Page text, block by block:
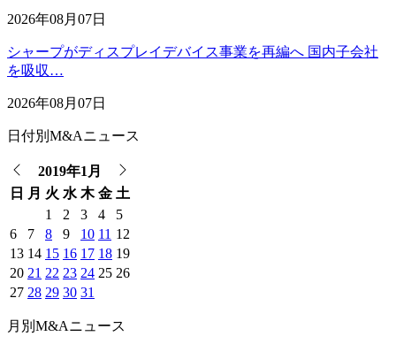
2026年08月07日
シャープがディスプレイデバイス事業を再編へ 国内子会社
を吸収…
2026年08月07日
日付別M&Aニュース
2019年1月
日 月 火 水 木 金 土
1
2 3 4
5
6
7 8 9 10 11 12
13 14 15 16 17 18 19
20 21 22 23 24 25 26
27 28 29 30 31
月別M&Aニュース